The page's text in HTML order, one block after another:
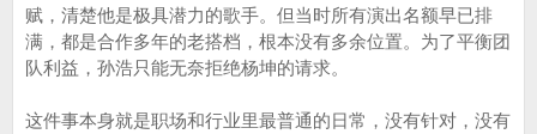
赋，清楚他是极具潜力的歌手。但当时所有演出名额早已排
满，都是合作多年的老搭档，根本没有多余位置。为了平衡团
队利益，孙浩只能无奈拒绝杨坤的请求。
这件事本身就是职场和行业里最普通的日常，没有针对，没有